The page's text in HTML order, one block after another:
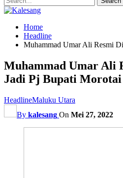
Home
Headline
Muhammad Umar Ali Resmi
Muhammad Umar Ali
Jadi Pj Bupati Morotai
HeadlineMaluku Utara
By kalesang On Mei 27, 2022